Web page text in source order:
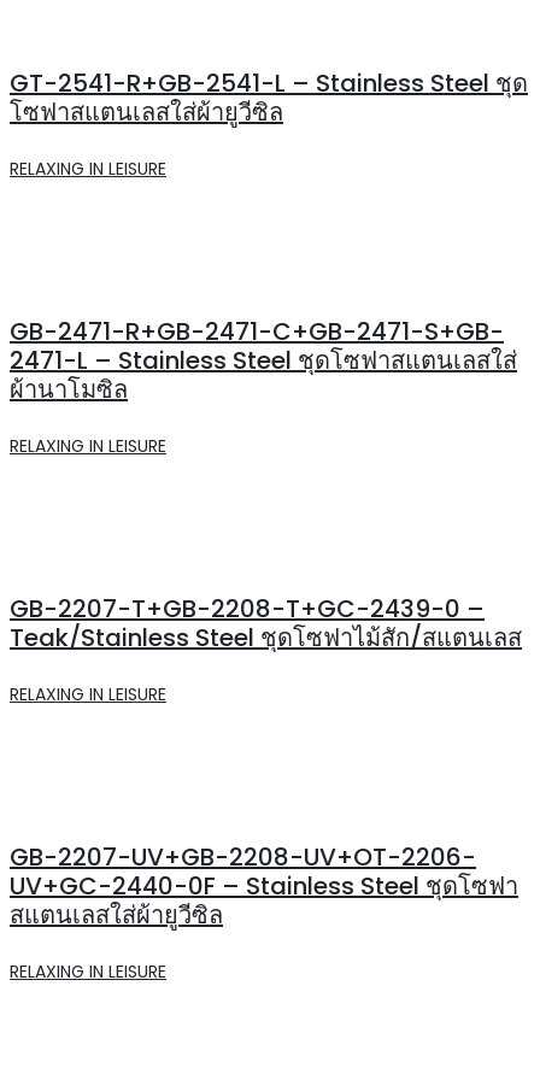
GT-2541-R+GB-2541-L – Stainless Steel ชุด
โซฟาสแตนเลสใส่ผ้ายูวีซิล
RELAXING IN LEISURE
GB-2471-R+GB-2471-C+GB-2471-S+GB-
2471-L – Stainless Steel ชุดโซฟาสแตนเลสใส่
ผ้านาโมซิล
RELAXING IN LEISURE
GB-2207-T+GB-2208-T+GC-2439-0 –
Teak/Stainless Steel ชุดโซฟาไม้สัก/สแตนเลส
RELAXING IN LEISURE
GB-2207-UV+GB-2208-UV+OT-2206-
UV+GC-2440-0F – Stainless Steel ชุดโซฟา
สแตนเลสใส่ผ้ายูวีซิล
RELAXING IN LEISURE